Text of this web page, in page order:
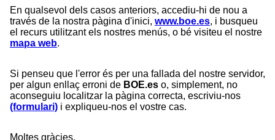
En qualsevol dels casos anteriors, accediu-hi de nou a
través de la nostra pàgina d'inici, www.boe.es, i busqueu
el recurs utilitzant els nostres menús, o bé visiteu el nostre
mapa web.
Si penseu que l'error és per una fallada del nostre servidor,
per algun enllaç erroni de BOE.es o, simplement, no
aconseguiu localitzar la pàgina correcta, escriviu-nos
(formulari) i expliqueu-nos el vostre cas.
Moltes gràcies.